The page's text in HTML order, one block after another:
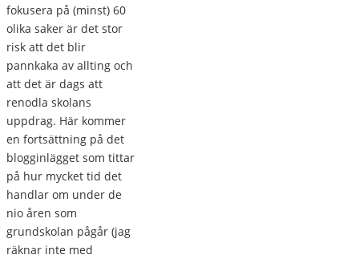
fokusera på (minst) 60
olika saker är det stor
risk att det blir
pannkaka av allting och
att det är dags att
renodla skolans
uppdrag. Här kommer
en fortsättning på det
blogginlägget som tittar
på hur mycket tid det
handlar om under de
nio åren som
grundskolan pågår (jag
räknar inte med